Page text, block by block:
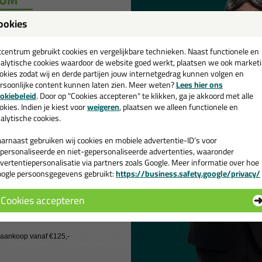
ramen, puien, prefab-delen en panelen.
en dampdicht afdichten van aansluitingen in
afdichten c.q. vullen van buis-, pijp-, leiding-, kabel- en
vloeren, plafonds en daken.
voegafdichting in de installatietechniek.
Duurzaam permanent elastisch, maximale bewegingscapaciteit 25%
Brandwerend gecertificeerd, niet vlam-onderhoudend, vormt een
Uitstekende verwerkings- en hechtingseigenschappen, op
Neutraal, reukarm, zuur- en krimpvrij uithardend, CE gecertificeerd
Voldoet aan de eisen voor inbraakwerend glas, conform Politie
Goed kleur-, UV-, weer-, water-, vocht- en verouderingsbestendig
Niet corrosief voor metalen
Verdraagzaam in direct contact met PVB-folie gelaagd glas en
Oplosmiddelvrij en bevat geen organische weekmakers
Zeer emissiearm gecertificeerd conform VOC-emissieklasse A+
Seal-It 220 Silicon FR 600ml
gebruikt cookies en vergelijkbare technieken. Naast functionele en
cookies waardoor de website goed werkt, plaatsen we ook
zodat wij en derde partijen jouw internetgedrag kunnen volgen en
content kunnen laten zien. Meer weten?Lees hier ons
. Door op "Cookies accepteren" te klikken, ga je akkoord met alle
Indien je kiest voorweigeren, plaatsen we alleen functionele en
cookies.
gebruiken wij cookies en mobiele advertentie-ID’s voor
en niet-gepersonaliseerde advertenties, waaronder
via partners zoals Google. Meer informatie over hoe
persoonsgegevens gebruikt:https://business.safety.google/privacy/
Cookies accepteren
💚
en ontvang een
€35,-bij je eerste bestelling!
de actiecode ›
geen cadeau
vanaf €125,-